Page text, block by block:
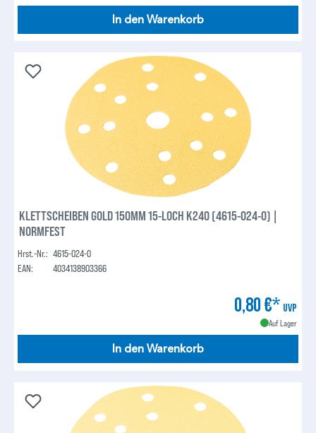
In den Warenkorb
KLETTSCHEIBEN GOLD 150MM 15-LOCH K240 (4615-024-0) |
NORMFEST
Hrst.-Nr.: 4615-024-0
EAN:
4034138903366
0,80 €* UVP
Auf Lager
In den Warenkorb